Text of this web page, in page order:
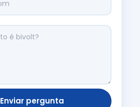
Enviar pergunta